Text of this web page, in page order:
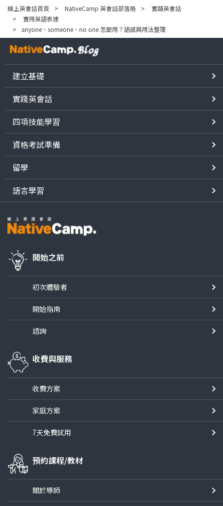
線上英會話首頁 NativeCamp 英會話部落格
實踐英會話
實用英語表達
anyone、someone、no one 怎麼用？語感與用法整理
建立基礎
實踐英會話
四項技能學習
資格考試準備
留學
語言學習
開始之前
初次體驗者
開始指南
諮詢
收費與服務
收費方案
家庭方案
7天免費試用
預約課程/教材
關於導師